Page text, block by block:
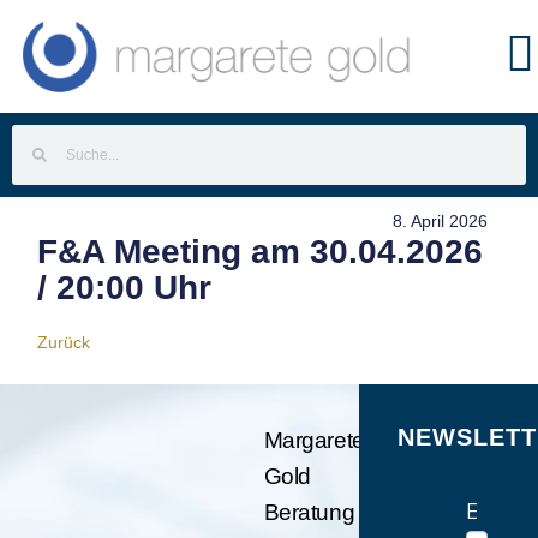
8. April 2026
F&A Meeting am 30.04.2026
/ 20:00 Uhr
Zurück
Margarete
Gold
Beratung